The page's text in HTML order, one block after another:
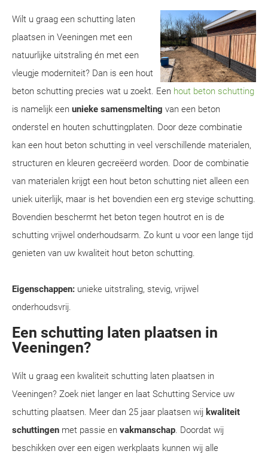
Wilt u graag een schutting laten
plaatsen in Veeningen met een
natuurlijke uitstraling én met een
vleugje moderniteit? Dan is een hout
beton schutting precies wat u zoekt. Een hout beton schutting
is namelijk een unieke samensmelting van een beton
onderstel en houten schuttingplaten. Door deze combinatie
kan een hout beton schutting in veel verschillende materialen,
structuren en kleuren gecreëerd worden. Door de combinatie
van materialen krijgt een hout beton schutting niet alleen een
uniek uiterlijk, maar is het bovendien een erg stevige schutting.
Bovendien beschermt het beton tegen houtrot en is de
schutting vrijwel onderhoudsarm. Zo kunt u voor een lange tijd
genieten van uw kwaliteit hout beton schutting.
Eigenschappen: unieke uitstraling, stevig, vrijwel
onderhoudsvrij.
Een schutting laten plaatsen in
Veeningen?
Wilt u graag een kwaliteit schutting laten plaatsen in
Veeningen? Zoek niet langer en laat Schutting Service uw
schutting plaatsen. Meer dan 25 jaar plaatsen wij kwaliteit
schuttingen met passie en vakmanschap. Doordat wij
beschikken over een eigen werkplaats kunnen wij alle